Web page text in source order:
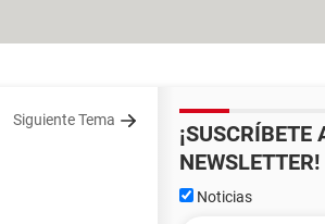
Siguiente Tema
¡SUSCRÍBETE
NEWSLETTER!
Noticias